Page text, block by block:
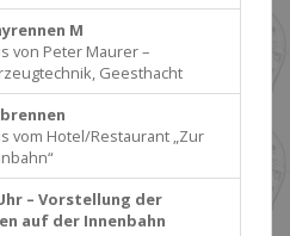
M
von Peter Maurer –
Geesthacht
vom Hotel/Restaurant „Zur
– Vorstellung der
auf der Innenbahn